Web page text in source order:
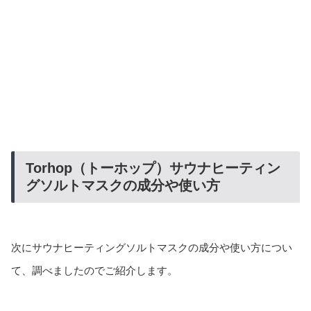
Torhop（トーホップ）サウナヒーティン
グソルトマスクの成分や使い方
次にサウナヒーティングソルトマスクの成分や使い方につい
て、調べましたのでご紹介します。